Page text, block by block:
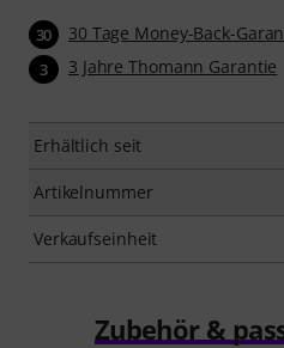
30 30 Tage Money-Back-
3 3 Jahre Thomann Garantie
Erhältlich seit
Artikelnummer
Verkaufseinheit
Zubehör &